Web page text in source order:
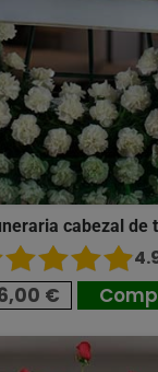
cabezal de
€